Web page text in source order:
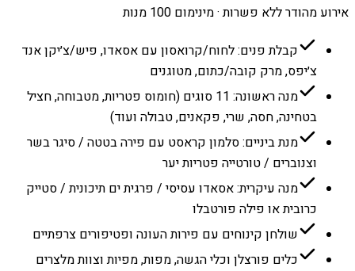
אירוע מהודר ללא פשרות · מינימום 100 מנות
קבלת פנים: לחוח/קרואסון עם אסאדו, פיש/צ׳יקן אנד
צ׳יפס, מרק קובה/כתום, מטוגנים
מנה ראשונה: 11 סוגים (חומוס פטריות, מטבוחה, חציל
בטחינה, חסה, שרי, פקאנים, טבולה ועוד)
מנת ביניים: סלמון קראסט עם פירה בטטה / סיגר בשר
וצנוברים / טורטייה פטריות יער
מנה עיקרית: אסאדו עסיסי / פרגית ים תיכונית / סטייק
כרובית או פילה פורטבלו
שולחן קינוחים עם פירות העונה ופטיפורים צרפתיים
כלים פורצלן וכלי הגשה, מפות, מפיות וצוות מלצרים